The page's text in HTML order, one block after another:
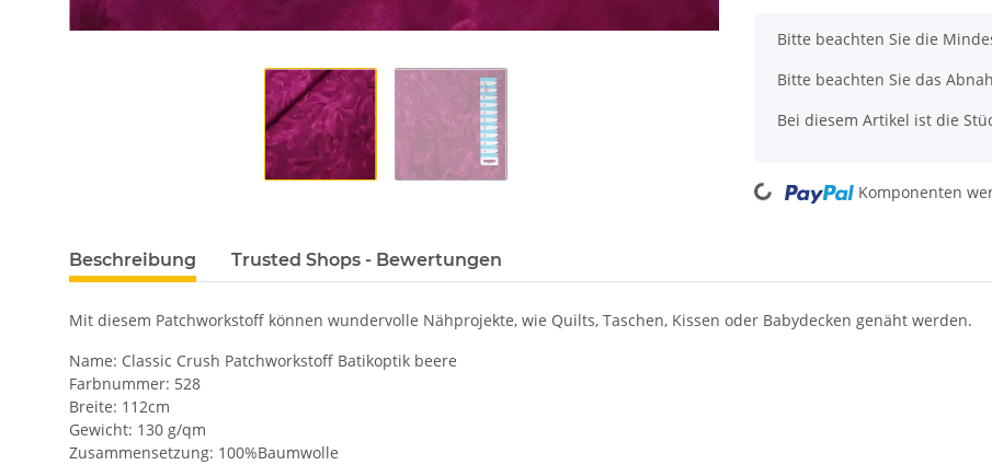
x
Bitte beachten Sie die
Bitte beachten Sie das
Bei diesem Artikel ist die
Loading... Komponenten
Beschreibung Trusted Shops - Bewertungen
Mit diesem Patchworkstoff können wundervolle Nähprojekte, wie Quilts, Taschen, Kissen oder Babydecken genäht werden.
Name: Classic Crush Patchworkstoff Batikoptik beere
Farbnummer: 528
Breite: 112cm
Gewicht: 130 g/qm
Zusammensetzung: 100%Baumwolle